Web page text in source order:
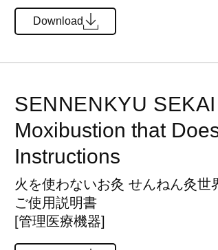
Download
SENNENKYU SEKAI
Moxibustion that
Instructions
火を使わないお灸 せんねん灸世
ご使用説明書
[管理医療機器]